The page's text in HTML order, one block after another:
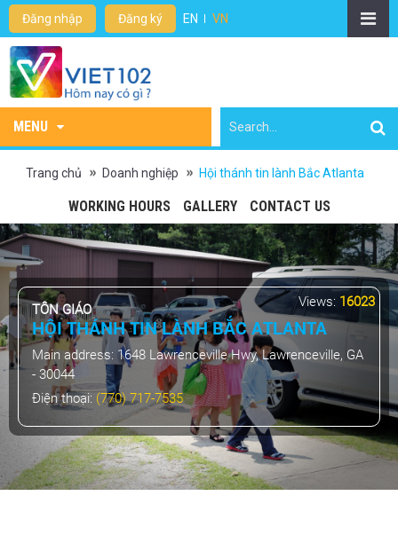
Đăng nhập Đăng ký EN VN
MENU
Trang chủ Doanh nghiệp Hội thánh tin lành Bắc Atlanta
WORKING HOURS GALLERY CONTACT US
TÔN GIÁO
HỘI THÁNH TIN LÀNH BẮC ATLANTA
Main address: 1648 Lawrenceville Hwy, Lawrenceville, GA
- 30044
Điện thoại: (770) 717-7535
Views: 16023